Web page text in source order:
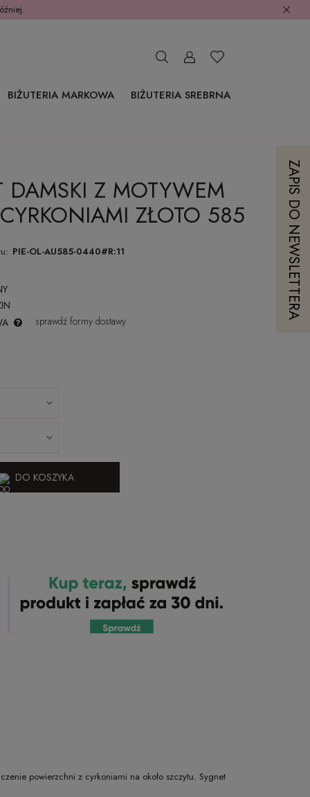
BIŻUTERIA MARKOWA
BIŻUTERIA SREBRNA
DAMSKI Z MOTYWEM
ZŁOTO 585
PIE-OL-AU585-0440#R:11
sprawdź formy dostawy
DO KOSZYKA
powierzchni z cyrkoniami na około szczytu. Sygnet
ZAPIS DO NEWSLETTERA